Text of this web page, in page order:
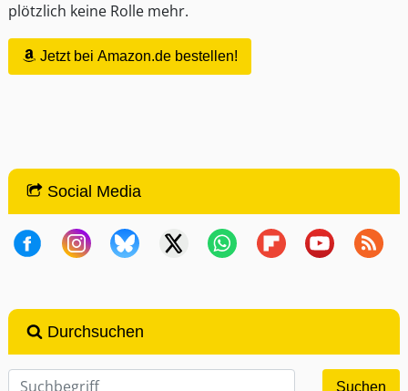
plötzlich keine Rolle mehr.
Jetzt bei Amazon.de bestellen!
Social Media
Durchsuchen